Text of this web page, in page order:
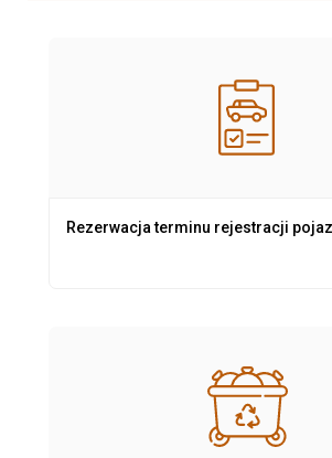
Rezerwacja terminu rejestracji